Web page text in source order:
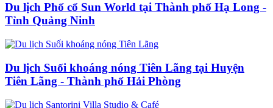
Du lịch Phố cổ Sun World tại Thành phố Hạ Long -
Tỉnh Quảng Ninh
Du lịch Suối khoáng nóng Tiên Lãng tại Huyện
Tiên Lãng - Thành phố Hải Phòng